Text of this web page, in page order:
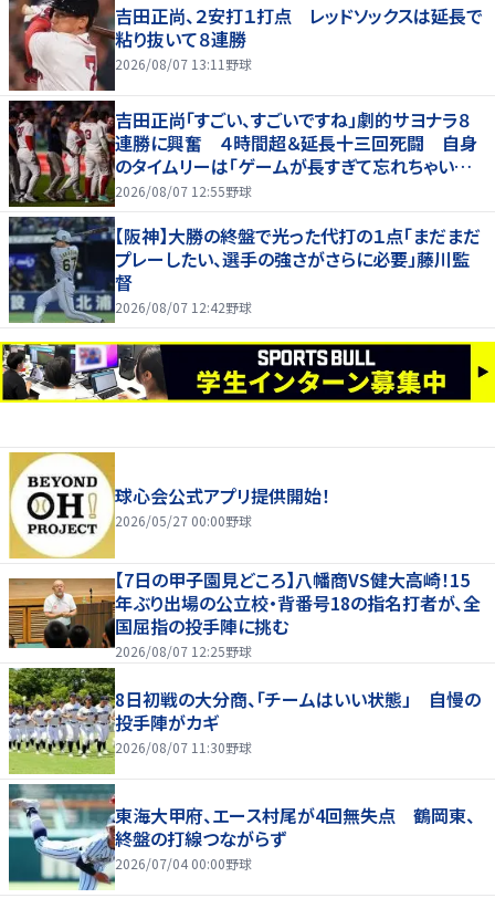
吉田正尚、２安打１打点 レッドソックスは延長で
粘り抜いて８連勝
2026/08/07 13:11 野球
吉田正尚「すごい、すごいですね」劇的サヨナラ８
連勝に興奮 ４時間超＆延長十三回死闘 自身
のタイムリーは「ゲームが長すぎて忘れちゃいまし
た」
2026/08/07 12:55野球
【阪神】大勝の終盤で光った代打の１点「まだまだ
プレーしたい、選手の強さがさらに必要」藤川監
督
2026/08/07 12:42野球
球心会公式アプリ提供開始！
2026/05/27 00:00野球
【7日の甲子園見どころ】八幡商VS健大高崎！15
年ぶり出場の公立校・背番号18の指名打者が、全
国屈指の投手陣に挑む
2026/08/07 12:25野球
8日初戦の大分商、「チームはいい状態」 自慢の
投手陣がカギ
2026/08/07 11:30野球
東海大甲府、エース村尾が4回無失点 鶴岡東、
終盤の打線つながらず
2026/07/04 00:00野球